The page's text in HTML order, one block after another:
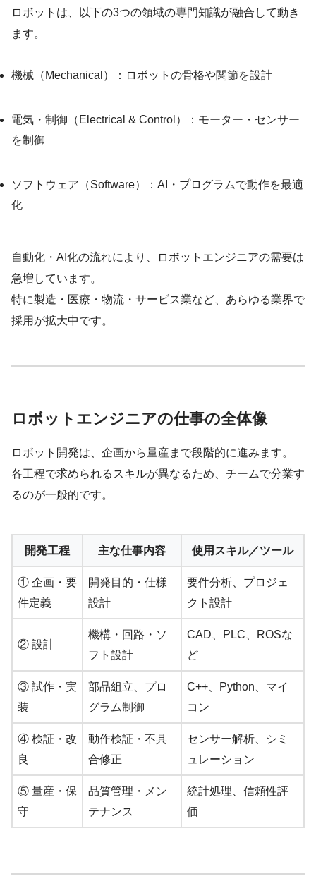
ロボットは、以下の3つの領域の専門知識が融合して動き
ます。
機械（Mechanical）：ロボットの骨格や関節を設計
電気・制御（Electrical & Control）：モーター・センサー
を制御
ソフトウェア（Software）：AI・プログラムで動作を最適
化
自動化・AI化の流れにより、ロボットエンジニアの需要は
急増しています。
特に製造・医療・物流・サービス業など、あらゆる業界で
採用が拡大中です。
ロボットエンジニアの仕事の全体像
ロボット開発は、企画から量産まで段階的に進みます。
各工程で求められるスキルが異なるため、チームで分業す
るのが一般的です。
開発工程 主な仕事内容 使用スキル／ツール
① 企画・要
件定義
開発目的・仕様
設計
要件分析、プロジェ
クト設計
② 設計
機構・回路・ソ
フト設計
CAD、PLC、ROSな
ど
③ 試作・実
装
部品組立、プロ
グラム制御
C++、Python、マイ
コン
④ 検証・改
良
動作検証・不具
合修正
センサー解析、シミ
ュレーション
⑤ 量産・保
守
品質管理・メン
テナンス
統計処理、信頼性評
価